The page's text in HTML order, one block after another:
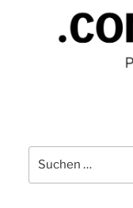
Suchen
nach: